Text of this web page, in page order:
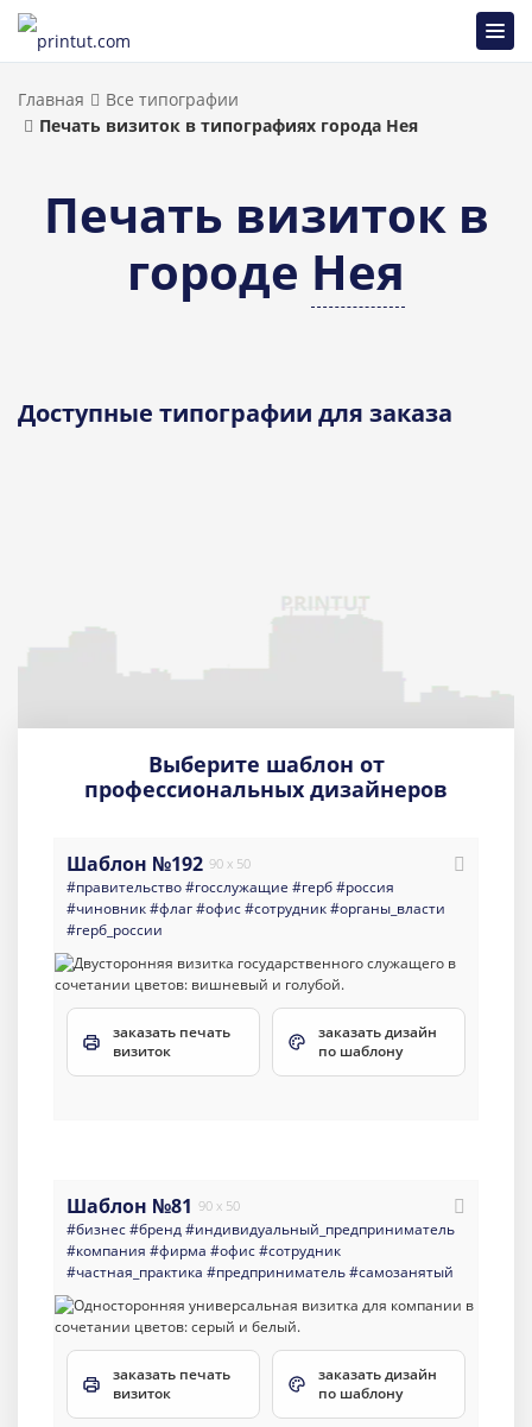
Главная
Все типографии
Печать визиток в типографиях города Нея
Печать визиток в
городе Нея
Доступные типографии для заказа
Выберите шаблон от
профессиональных дизайнеров
Шаблон №192 90 x 50
#правительство#госслужащие #герб#россия
#чиновник#флаг#офис#сотрудник#органы_власти
#герб_россии
заказать печать
визиток
заказать дизайн
по шаблону
Шаблон №81 90 x 50
#бизнес#бренд#индивидуальный_предприниматель
#компания #фирма #офис#сотрудник
#частная_практика #предприниматель#самозанятый
заказать печать
визиток
заказать дизайн
по шаблону